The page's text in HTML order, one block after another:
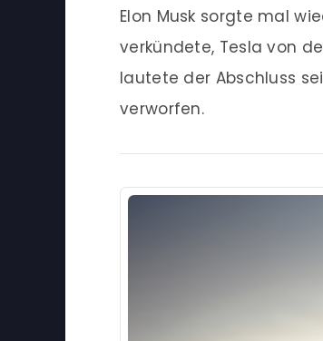
Elon Musk sorgte mal
verkündete, Tesla von
lautete der Abschluss
verworfen.